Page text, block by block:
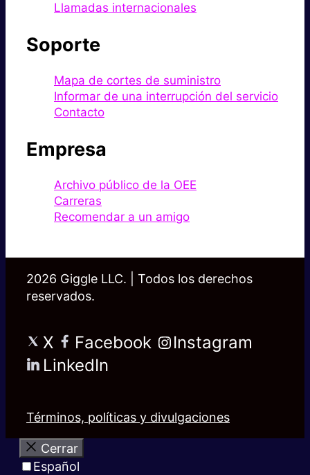
Llamadas internacionales
Soporte
Mapa de cortes de suministro
Informar de una interrupción del servicio
Contacto
Empresa
Archivo público de la OEE
Carreras
Recomendar a un amigo
2026 Giggle LLC. | Todos los derechos
reservados.
X Facebook
Instagram
LinkedIn
Términos, políticas y divulgaciones
Cerrar
Español